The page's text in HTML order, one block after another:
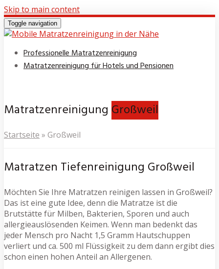
Skip to main content
Toggle navigation
Professionelle Matratzenreinigung
Matratzenreinigung für Hotels und Pensionen
Matratzenreinigung Großweil
Startseite » Großweil
Matratzen Tiefenreinigung Großweil
Möchten Sie Ihre Matratzen reinigen lassen in Großweil?
Das ist eine gute Idee, denn die Matratze ist die
Brutstätte für Milben, Bakterien, Sporen und auch
allergieauslösenden Keimen. Wenn man bedenkt das
jeder Mensch pro Nacht 1,5 Gramm Hautschuppen
verliert und ca. 500 ml Flüssigkeit zu dem dann ergibt dies
schon einen hohen Anteil an Allergenen.